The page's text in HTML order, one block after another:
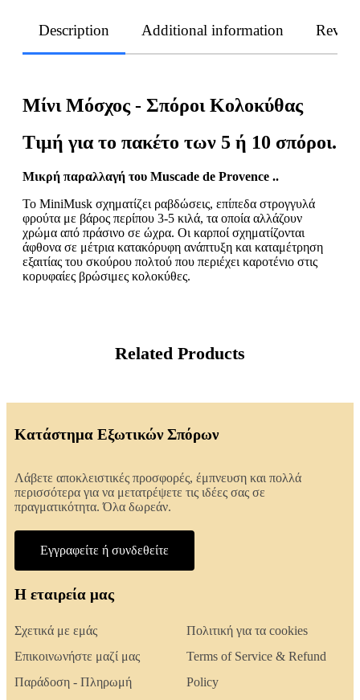
Description Additional information
Μίνι Μόσχος - Σπόροι Κολοκύθας
Τιμή για το πακέτο των 5 ή 10 σπόροι.
Μικρή παραλλαγή του Muscade de Provence ..
Το MiniMusk σχηματίζει ραβδώσεις, επίπεδα στρογγυλά
φρούτα με βάρος περίπου 3-5 κιλά, τα οποία αλλάζουν
χρώμα από πράσινο σε ώχρα. Οι καρποί σχηματίζονται
άφθονα σε μέτρια κατακόρυφη ανάπτυξη και καταμέτρηση
εξαιτίας του σκούρου πολτού που περιέχει καροτένιο στις
κορυφαίες βρώσιμες κολοκύθες.
Related Products
Κατάστημα Εξωτικών Σπόρων
Λάβετε αποκλειστικές προσφορές, έμπνευση και πολλά
περισσότερα για να μετατρέψετε τις ιδέες σας σε
πραγματικότητα. Όλα δωρεάν.
Εγγραφείτε ή συνδεθείτε
Η εταιρεία μας
Σχετικά με εμάς
Επικοινωνήστε μαζί μας
Παράδοση - Πληρωμή
Πολιτική για τα cookies
Terms of Service & Refund
Policy